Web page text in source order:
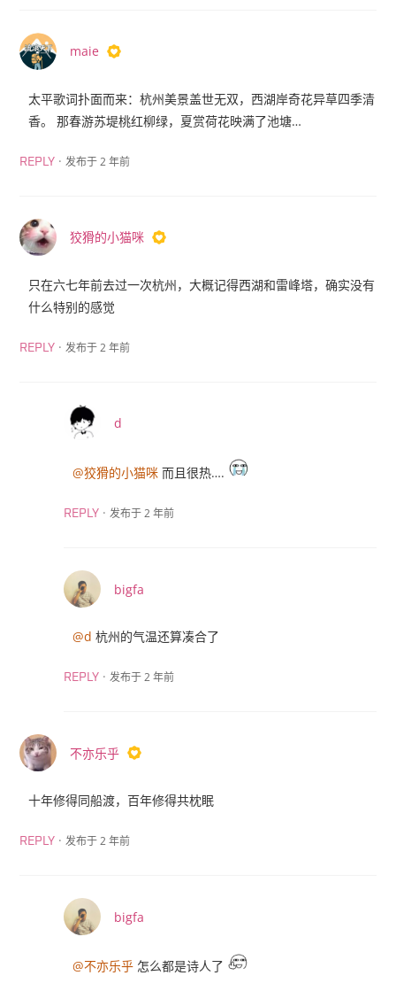
maie
太平歌词扑面而来：杭州美景盖世无双，西湖岸奇花异草四季清
香。 那春游苏堤桃红柳绿，夏赏荷花映满了池塘…
REPLY ·发布于 2 年前
狡猾的小猫咪
只在六七年前去过一次杭州，大概记得西湖和雷峰塔，确实没有
什么特别的感觉
REPLY ·发布于 2 年前
d
@狡猾的小猫咪 而且很热….
REPLY ·发布于 2 年前
bigfa
@d 杭州的气温还算凑合了
REPLY ·发布于 2 年前
不亦乐乎
十年修得同船渡，百年修得共枕眠
REPLY ·发布于 2 年前
bigfa
@不亦乐乎 怎么都是诗人了